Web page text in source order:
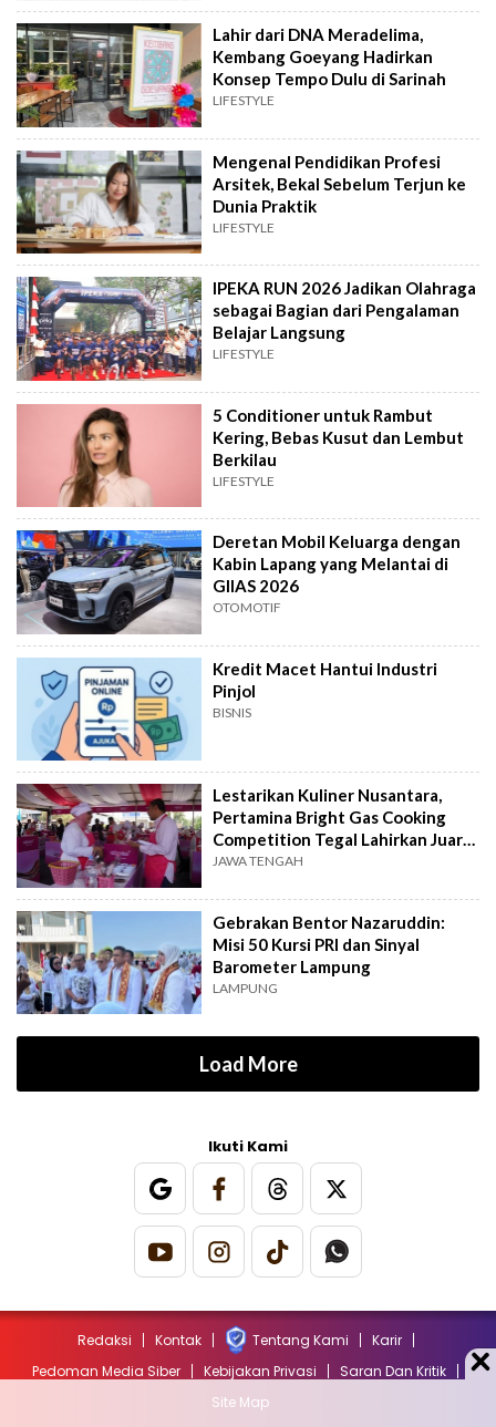
Lahir dari DNA Meradelima,
Kembang Goeyang Hadirkan
Konsep Tempo Dulu di Sarinah
LIFESTYLE
Mengenal Pendidikan Profesi
Arsitek, Bekal Sebelum Terjun ke
Dunia Praktik
LIFESTYLE
IPEKA RUN 2026 Jadikan Olahraga
sebagai Bagian dari Pengalaman
Belajar Langsung
LIFESTYLE
5 Conditioner untuk Rambut
Kering, Bebas Kusut dan Lembut
Berkilau
LIFESTYLE
Deretan Mobil Keluarga dengan
Kabin Lapang yang Melantai di
GIIAS 2026
OTOMOTIF
Kredit Macet Hantui Industri
Pinjol
BISNIS
Lestarikan Kuliner Nusantara,
Pertamina Bright Gas Cooking
Competition Tegal Lahirkan Juara
Baru
JAWA TENGAH
Gebrakan Bentor Nazaruddin:
Misi 50 Kursi PRI dan Sinyal
Barometer Lampung
LAMPUNG
Load More
Ikuti Kami
Redaksi Kontak Tentang Kami
Karir
Pedoman Media Siber
Kebijakan Privasi
Saran Dan Kritik
Site Map